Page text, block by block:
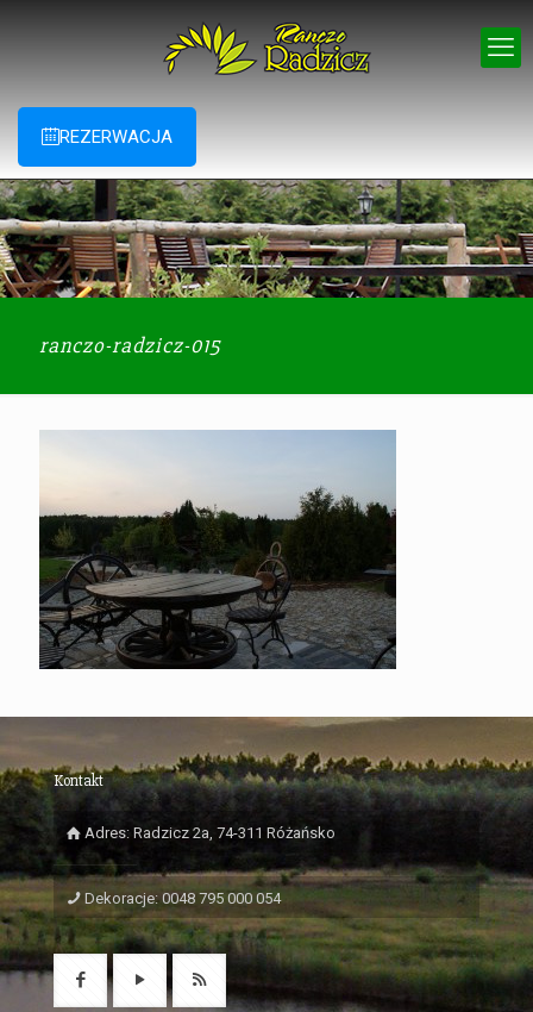
REZERWACJA
ranczo-radzicz-015
Kontakt
Adres: Radzicz 2a, 74-311 Różańsko
Dekoracje: 0048 795 000 054